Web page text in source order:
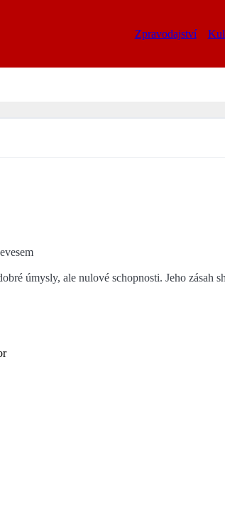
Zpravodajství
úmysly, ale nulové schopnosti. Jeho